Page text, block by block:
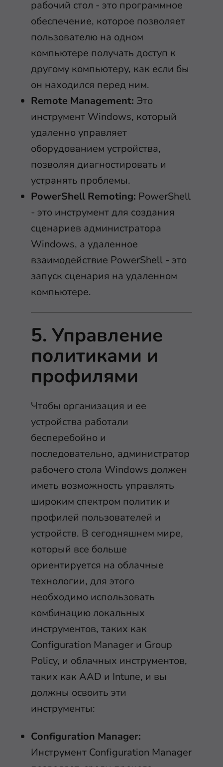
рабочий стол - это программное
обеспечение, которое позволяет
пользователю на одном
компьютере получать доступ к
другому компьютеру, как если бы
он находился перед ним.
Remote Management: Это
инструмент Windows, который
удаленно управляет
оборудованием устройства,
позволяя диагностировать и
устранять проблемы.
PowerShell Remoting: PowerShell
- это инструмент для создания
сценариев администратора
Windows, а удаленное
взаимодействие PowerShell - это
запуск сценария на удаленном
компьютере.
5. Управление
политиками и
профилями
Чтобы организация и ее
устройства работали
бесперебойно и
последовательно, администратор
рабочего стола Windows должен
иметь возможность управлять
широким спектром политик и
профилей пользователей и
устройств. В сегодняшнем мире,
который все больше
ориентируется на облачные
технологии, для этого
необходимо использовать
комбинацию локальных
инструментов, таких как
Configuration Manager и Group
Policy, и облачных инструментов,
таких как AAD и Intune, и вы
должны освоить эти
инструменты:
Configuration Manager:
Инструмент Configuration Manager